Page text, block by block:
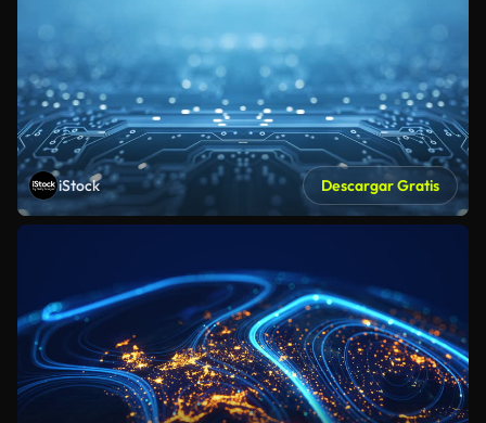
iStock Descargar Gratis